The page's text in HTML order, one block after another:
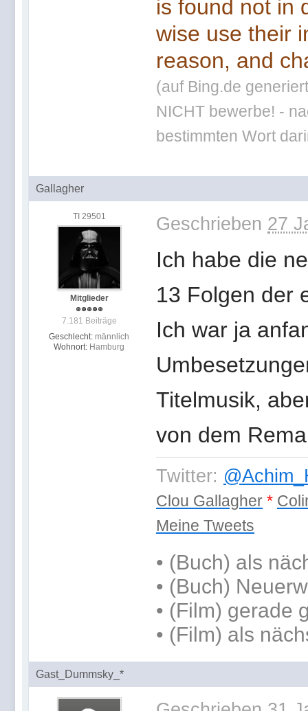
is found not in
wise use their
reason, and
(auf Bing.de
NICHT bewerbe! -
bestimmten Wort
Gallagher
TI 29501
Mitglieder
7.181 Beiträge
Geschlecht: männlich
Wohnort: Hamburg
Geschrieben 27
Ich habe die
13 Folgen der
Ich war ja
Titelmusik,
von dem
Twitter:
Clou Gallagher *
Meine Tweets
• (Buch) als
• (Buch)
• (Film) gerade
• (Film) als
Gast_Dummsky_*